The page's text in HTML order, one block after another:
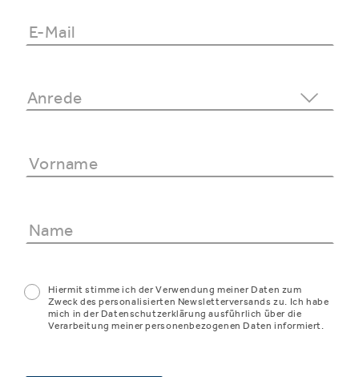
Hiermit stimme ich der Verwendung meiner Daten zum
Zweck des personalisierten Newsletterversands zu. Ich habe
mich in der Datenschutzerklärung ausführlich über die
Verarbeitung meiner personenbezogenen Daten informiert.